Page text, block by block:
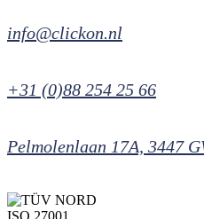
info@clickon.nl
+31 (0)88 254 25 66
Pelmolenlaan 17A, 3447